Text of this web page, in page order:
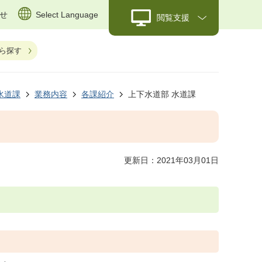
Select Language 閲覧支援
探す
道課 業務内容 各課紹介 上下水道部 水道課
更新日：2021年03月01日